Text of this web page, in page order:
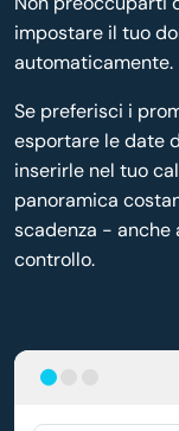
impostare il tuo
automaticamente.
Se preferisci i
esportare le date
inserirle nel tuo
panoramica
scadenza - anche
controllo.